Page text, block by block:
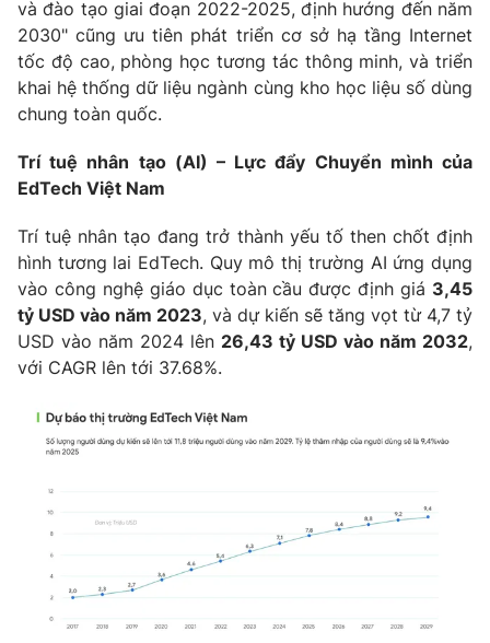
và đào tạo giai đoạn 2022-2025, định hướng đến năm
2030" cũng ưu tiên phát triển cơ sở hạ tầng Internet
tốc độ cao, phòng học tương tác thông minh, và triển
khai hệ thống dữ liệu ngành cùng kho học liệu số dùng
chung toàn quốc.
Trí tuệ nhân tạo (AI) – Lực đẩy Chuyển mình của
EdTech Việt Nam
Trí tuệ nhân tạo đang trở thành yếu tố then chốt định
hình tương lai EdTech. Quy mô thị trường AI ứng dụng
vào công nghệ giáo dục toàn cầu được định giá 3,45
tỷ USD vào năm 2023, và dự kiến sẽ tăng vọt từ 4,7 tỷ
USD vào năm 2024 lên 26,43 tỷ USD vào năm 2032,
với CAGR lên tới 37.68%.